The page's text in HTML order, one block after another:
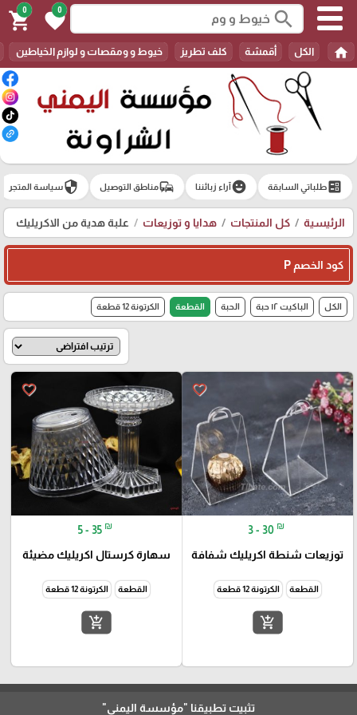
search
0
favorite
0
shopping_cart
home الكل أقمشة كلف تطريز خيوط و ومقصات و لوازم الخياطين
ballotطلباتي السابقة emoji_emotionsآراء زبائننا commuteمناطق التوصيل securityسياسة المتجر
الرئيسية كل المنتجات هدايا و توزيعات علبة هدية من الاكريليك
كود الخصم P
الكل الباكيت ١٢ حبة الحبة القطعة الكرتونة 12 قطعة
favorite_border
3 - 30 ₪
توزيعات شنطة اكريليك شفافة
القطعة الكرتونة 12 قطعة
add_shopping_cart
favorite_border
5 - 35 ₪
سهارة كرستال اكريليك مضيئة
القطعة الكرتونة 12 قطعة
add_shopping_cart
تثبيت تطبيقنا "مؤسسة اليمني"